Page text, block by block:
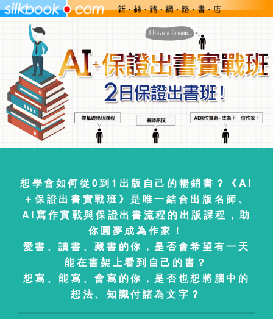
想學會如何從0到1出版自己的暢銷書？《AI
＋保證出書實戰班》是唯一結合出版名師、
AI寫作實戰與保證出書流程的出版課程，助
你圓夢成為作家！
愛書、讀書、藏書的你，是否會希望有一天
能在書架上看到自己的書？
想寫、能寫、會寫的你，是否也想將腦中的
想法、知識付諸為文字？